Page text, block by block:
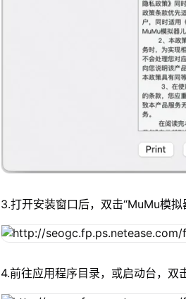
3.打开安装窗口后，双击“MuMu模拟
4.前往应用程序目录，或启动台，双